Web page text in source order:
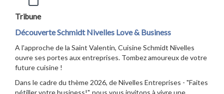
Tribune
Découverte Schmidt Nivelles Love & Business
A l'approche de la Saint Valentin, Cuisine Schmidt Nivelles
ouvre ses portes aux entreprises. Tombez amoureux de votre
future cuisine !
Dans le cadre du thème 2026, de Nivelles Entreprises - "Faites
pétiller votre business!", nous vous invitons à vivre une